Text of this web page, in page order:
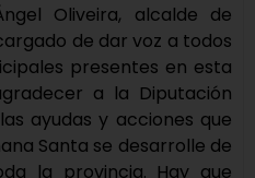
Oliveira, alcalde de
de dar voz a todos
presentes en esta
a la Diputación
ayudas y acciones que
Santa se desarrolle de
la provincia. Hay que